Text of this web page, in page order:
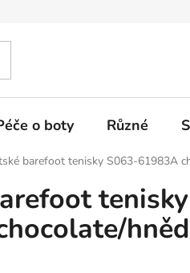
o boty Různé
barefoot tenisky S063-61983A